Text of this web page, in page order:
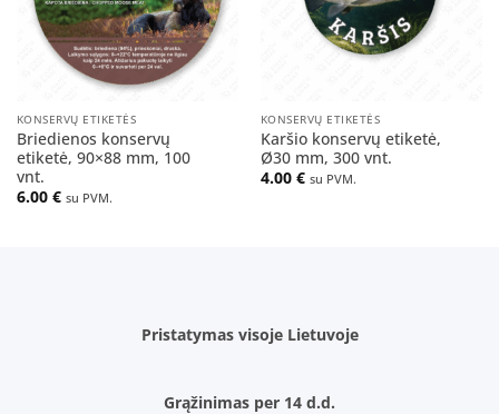
KONSERVŲ ETIKETĖS
Briedienos konservų
etiketė, 90×88 mm, 100
vnt.
6.00 € su PVM.
KONSERVŲ ETIKETĖS
Karšio konservų etiketė,
Ø30 mm, 300 vnt.
4.00 € su PVM.
Pristatymas visoje Lietuvoje
Grąžinimas per 14 d.d.